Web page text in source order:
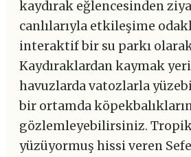
kaydırak eğlencesinden
canlılarıyla etkileşime
interaktif bir su parkı
Kaydıraklardan kaymak
havuzlarda vatozlarla
bir ortamda
gözlemleyebilirsiniz.
yüzüyormuş hissi veren